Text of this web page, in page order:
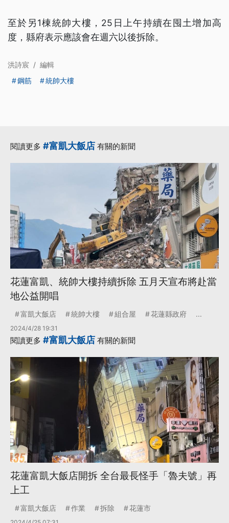
至於另1棟統帥大樓，25日上午持續在囤土增加高
度，縣府表示應該會在週六以後拆除。
洪詩宸 / 編輯
鋼筋
統帥大樓
閱讀更多 #富凱大飯店 有關的新聞
花蓮富凱、統帥大樓持續拆除 五月天宣布將赴當
地公益開唱
富凱大飯店 統帥大樓 組合屋 花蓮縣政府 ...
2024/4/28 19:31
閱讀更多 #富凱大飯店 有關的新聞
花蓮富凱大飯店開拆 全台最長怪手「魯夫號」再
上工
富凱大飯店 作業 拆除 花蓮市